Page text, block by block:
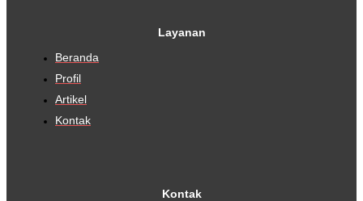
Layanan
Beranda
Profil
Artikel
Kontak
Kontak